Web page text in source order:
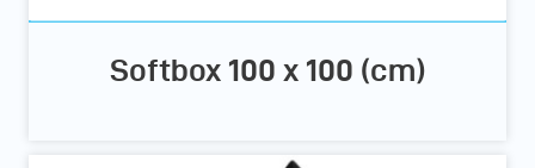
Softbox 100 x 100 (cm)